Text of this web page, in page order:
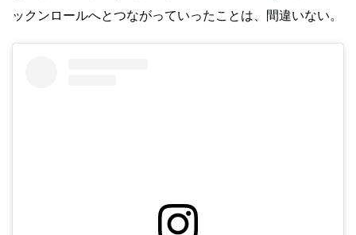
ックンロールへとつながっていったことは、間違いない。